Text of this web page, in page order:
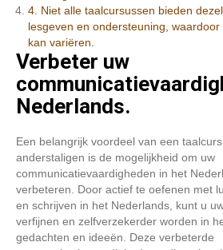
4. Niet alle taalcursussen bieden
lesgeven en ondersteuning,
kan variëren.
Verbeter uw
Nederlands.
Een belangrijk voordeel van een
anderstaligen is de mogelijkheid om uw
communicatievaardigheden in het
verbeteren. Door actief te oefenen met
en schrijven in het Nederlands, kunt u
verfijnen en zelfverzekerder worden in
gedachten en ideeën. Deze verbeterde